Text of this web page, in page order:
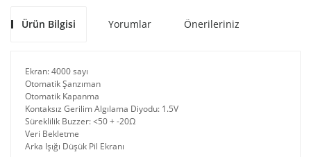
Ürün Bilgisi Yorumlar Önerileriniz
Ekran: 4000 sayı
Otomatik Şanzıman
Otomatik Kapanma
Kontaksız Gerilim Algılama Diyodu: 1.5V
Süreklilik Buzzer: <50 + -20Ω
Veri Bekletme
Arka Işığı Düşük Pil Ekranı